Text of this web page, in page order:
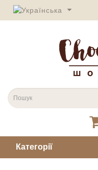
Категорії